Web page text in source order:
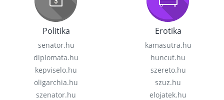
Politika
senator.hu
diplomata.hu
kepviselo.hu
oligarchia.hu
szenator.hu
Erotika
kamasutra.hu
huncut.hu
szereto.hu
szuz.hu
elojatek.hu